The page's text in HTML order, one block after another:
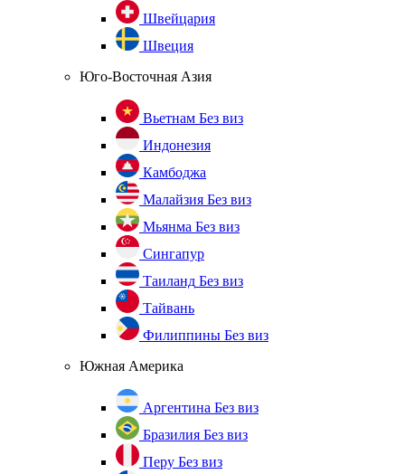
Швейцария
Швеция
Юго-Восточная Азия
Вьетнам Без виз
Индонезия
Камбоджа
Малайзия Без виз
Мьянма Без виз
Сингапур
Таиланд Без виз
Тайвань
Филиппины Без виз
Южная Америка
Аргентина Без виз
Бразилия Без виз
Перу Без виз